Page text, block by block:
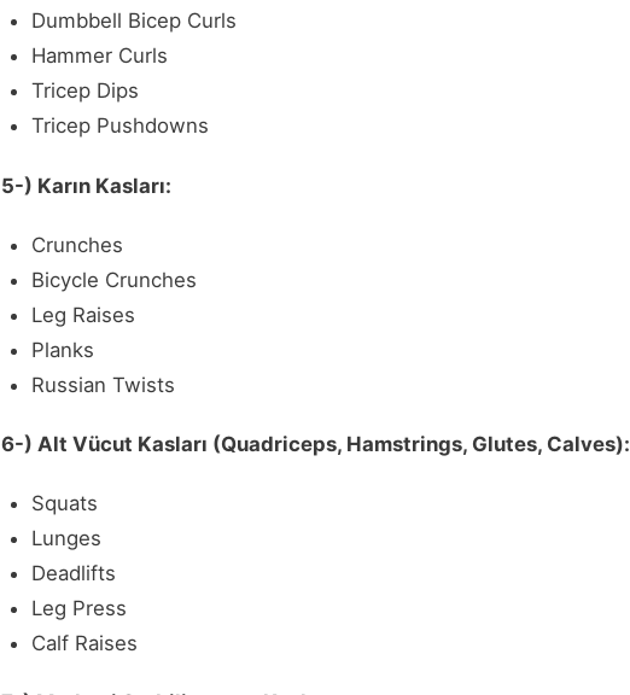
Dumbbell Bicep Curls
Hammer Curls
Tricep Dips
Tricep Pushdowns
5-) Karın Kasları:
Crunches
Bicycle Crunches
Leg Raises
Planks
Russian Twists
6-) Alt Vücut Kasları (Quadriceps, Hamstrings, Glutes, Calves):
Squats
Lunges
Deadlifts
Leg Press
Calf Raises